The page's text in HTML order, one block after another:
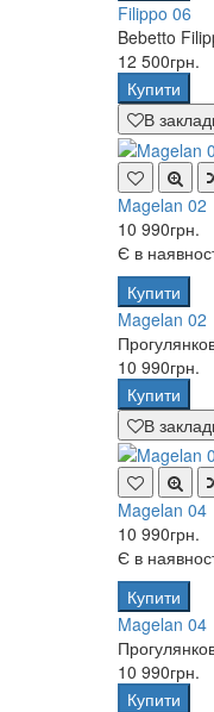
Filippo 06
Bebetto
12 500грн.
Купити
В
Magelan 02
10 990грн.
Є в
Купити
Magelan 02
10 990грн.
Купити
В
Magelan 04
10 990грн.
Є в
Купити
Magelan 04
10 990грн.
Купити